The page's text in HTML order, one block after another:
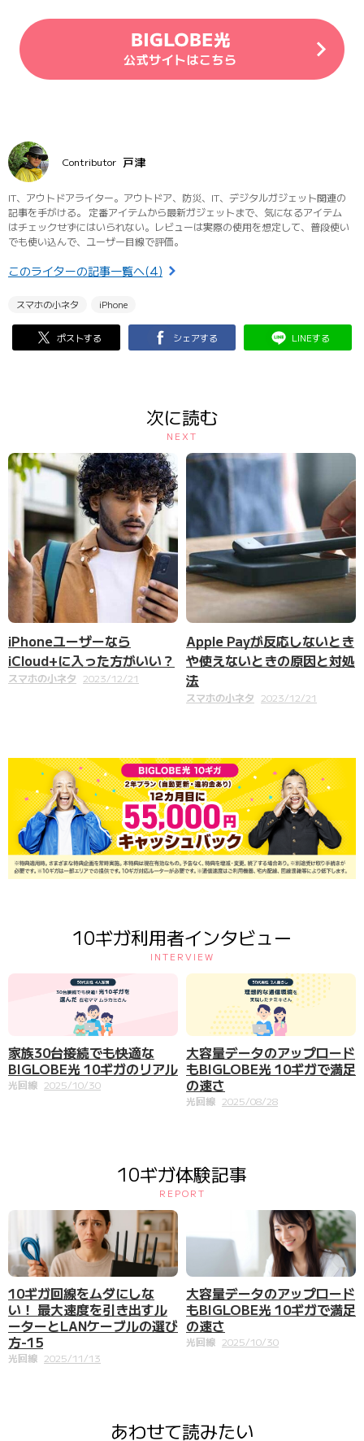
Contributor 戸津
IT、アウトドアライター。アウトドア、防災、IT、デジタルガジェット関連の
記事を手がける。 定番アイテムから最新ガジェットまで、気になるアイテム
はチェックせずにはいられない。レビューは実際の使用を想定して、普段使い
でも使い込んで、ユーザー目線で評価。
このライターの記事一覧へ(4)
スマホの小ネタ iPhone
ポストする シェアする LINEする
次に読む
NEXT
iPhoneユーザーなら
iCloud+に入った方がいい？
スマホの小ネタ 2023/12/21
Apple Payが反応しないとき
や使えないときの原因と対処
法
スマホの小ネタ 2023/12/21
10ギガ利用者インタビュー
INTERVIEW
家族30台接続でも快適な
BIGLOBE光 10ギガのリアル
光回線 2025/10/30
大容量データのアップロード
もBIGLOBE光 10ギガで満足
の速さ
光回線 2025/08/28
10ギガ体験記事
REPORT
10ギガ回線をムダにしな
い！ 最大速度を引き出すル
ーターとLANケーブルの選び
方-15
光回線 2025/11/13
大容量データのアップロード
もBIGLOBE光 10ギガで満足
の速さ
光回線 2025/10/30
あわせて読みたい